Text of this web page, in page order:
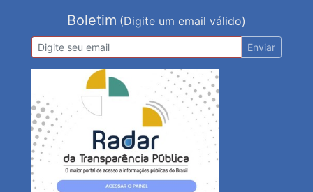
Boletim (Digite um email válido)
Enviar